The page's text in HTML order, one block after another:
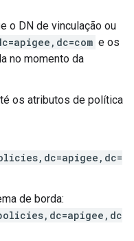
o DN de vinculação ou
e os
no momento da
os atributos de política
de borda: